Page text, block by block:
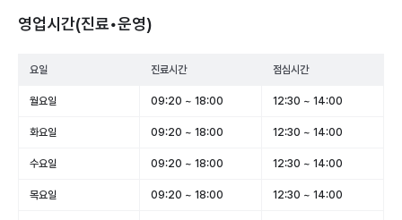
영업시간(진료•운영)
요일 진료시간 점심시간
월요일 09:20 ~ 18:00 12:30 ~ 14:00
화요일 09:20 ~ 18:00 12:30 ~ 14:00
수요일 09:20 ~ 18:00 12:30 ~ 14:00
목요일 09:20 ~ 18:00 12:30 ~ 14:00